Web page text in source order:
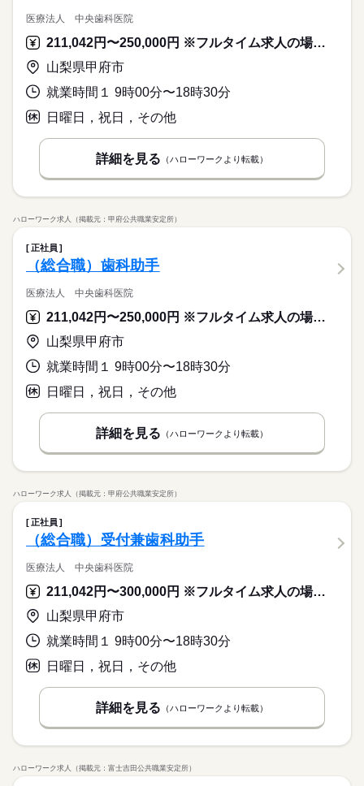
医療法人 中央歯科医院
211,042円〜250,000円 ※フルタイム求人の場合は月額（換算額）、パート求人の場合は時間額を表示しています。
山梨県甲府市
就業時間１ 9時00分〜18時30分
日曜日，祝日，その他
詳細を見る （ハローワークより転載）
ハローワーク求人（掲載元：甲府公共職業安定所）
正社員
（総合職）歯科助手
医療法人 中央歯科医院
211,042円〜250,000円 ※フルタイム求人の場合は月額（換算額）、パート求人の場合は時間額を表示しています。
山梨県甲府市
就業時間１ 9時00分〜18時30分
日曜日，祝日，その他
詳細を見る （ハローワークより転載）
ハローワーク求人（掲載元：甲府公共職業安定所）
正社員
（総合職）受付兼歯科助手
医療法人 中央歯科医院
211,042円〜300,000円 ※フルタイム求人の場合は月額（換算額）、パート求人の場合は時間額を表示しています。
山梨県甲府市
就業時間１ 9時00分〜18時30分
日曜日，祝日，その他
詳細を見る （ハローワークより転載）
ハローワーク求人（掲載元：富士吉田公共職業安定所）